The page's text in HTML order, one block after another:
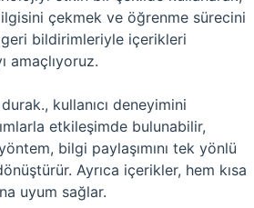
çekmek ve öğrenme sürecini
geri bildirimleriyle içerikleri
amaçlıyoruz.
kullanıcı deneyimini
etkileşimde bulunabilir,
bilgi paylaşımını tek yönlü
Ayrıca içerikler, hem kısa
uyum sağlar.